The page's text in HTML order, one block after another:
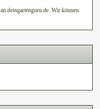
deingartenguru.de. Wir können